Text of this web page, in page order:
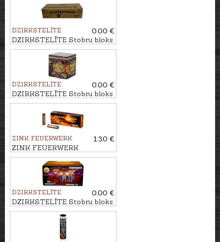
DZIRKSTELĪTE
0.00 €
DZIRKSTELĪTE Stobru bloks
ZVAIGŽŅU PARĀDE, 200 -
DZIRKSTELĪTE
0.00 €
DZIRKSTELĪTE Stobru bloks
ZVAIGŽŅU NAKTS, 28 -
ZINK FEUERWERK
1.30 €
ZINK FEUERWERK
Signālraķete DESERT GOLD,
DZIRKSTELĪTE
0.00 €
DZIRKSTELĪTE Stobru bloks
VIP, 133 - ŠĀV.